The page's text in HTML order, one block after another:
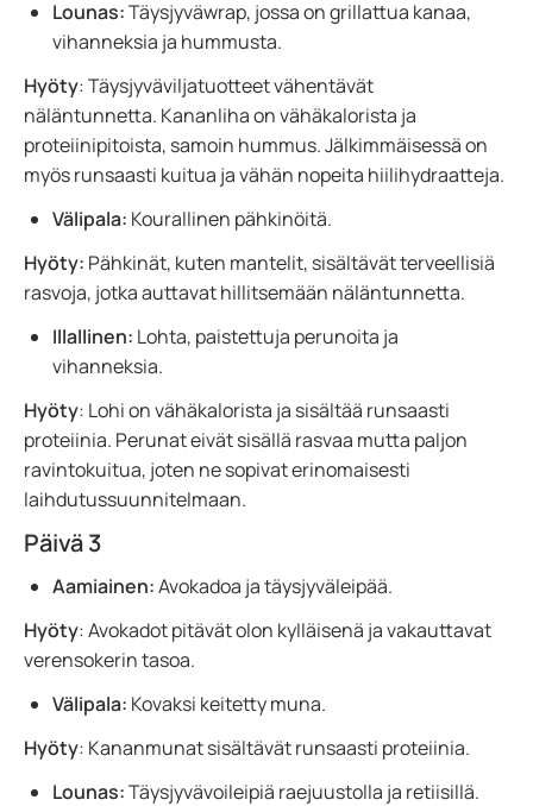
Lounas:Täysjyväwrap, jossa on grillattua kanaa,
vihanneksia ja hummusta.
Hyöty: Täysjyväviljatuotteet vähentävät
näläntunnetta. Kananliha on vähäkalorista ja
proteiinipitoista, samoin hummus. Jälkimmäisessä on
myös runsaasti kuitua ja vähän nopeita hiilihydraatteja.
Välipala: Kourallinen pähkinöitä.
Hyöty: Pähkinät, kuten mantelit, sisältävät terveellisiä
rasvoja, jotka auttavat hillitsemään näläntunnetta.
Illallinen: Lohta, paistettuja perunoita ja
vihanneksia.
Hyöty: Lohi on vähäkalorista ja sisältää runsaasti
proteiinia. Perunat eivät sisällä rasvaa mutta paljon
ravintokuitua, joten ne sopivat erinomaisesti
laihdutussuunnitelmaan.
Päivä 3
Aamiainen:Avokadoa ja täysjyväleipää.
Hyöty: Avokadot pitävät olon kylläisenä ja vakauttavat
verensokerin tasoa.
Välipala: Kovaksi keitetty muna.
Hyöty: Kananmunat sisältävät runsaasti proteiinia.
Lounas:Täysjyvävoileipiä raejuustolla ja retiisillä.